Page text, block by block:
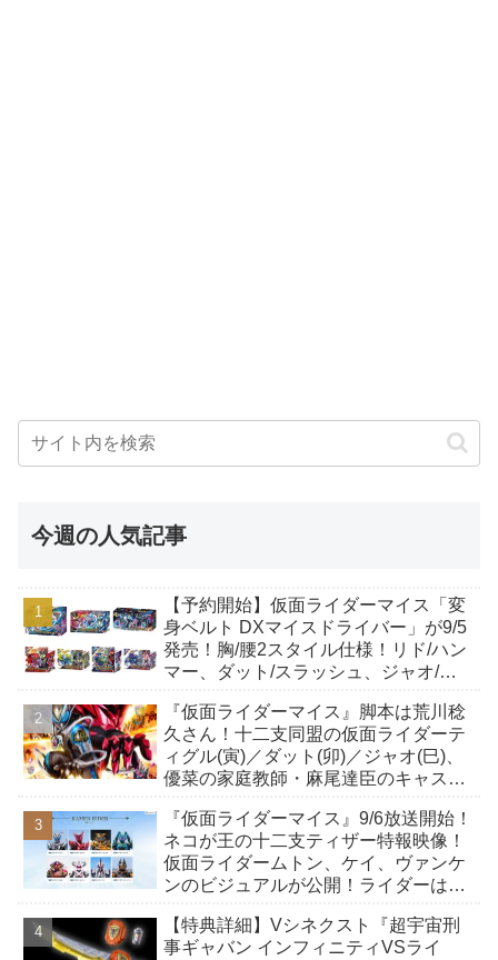
今週の人気記事
【予約開始】仮面ライダーマイス「変
身ベルト DXマイスドライバー」が9/5
発売！胸/腰2スタイル仕様！リド/ハン
マー、ダット/スラッシュ、ジャオ/バ
も！
『仮面ライダーマイス』脚本は荒川稔
久さん！十二支同盟の仮面ライダーテ
ィグル(寅)／ダット(卯)／ジャオ(巳)、
優菜の家庭教師・麻尾達臣のキャスト
んも変身！
『仮面ライダーマイス』9/6放送開始！
ネコが王の十二支ティザー特報映像！
仮面ライダームトン、ケイ、ヴァンケ
ンのビジュアルが公開！ライダーは子
【特典詳細】Vシネクスト『超宇宙刑
事ギャバン インフィニティVSライ